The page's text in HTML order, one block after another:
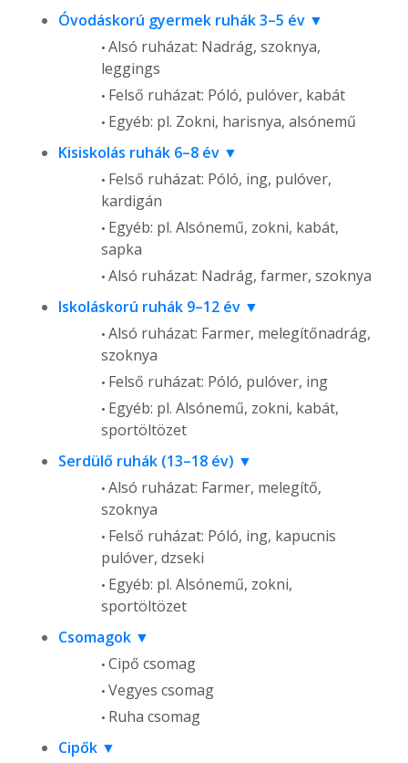
Óvodáskorú gyermek ruhák 3–5 év
Alsó ruházat: Nadrág, szoknya,
leggings
Felső ruházat: Póló, pulóver, kabát
Egyéb: pl. Zokni, harisnya, alsónemű
Kisiskolás ruhák 6–8 év
Felső ruházat: Póló, ing, pulóver,
kardigán
Egyéb: pl. Alsónemű, zokni, kabát,
sapka
Alsó ruházat: Nadrág, farmer, szoknya
Iskoláskorú ruhák 9–12 év
Alsó ruházat: Farmer, melegítőnadrág,
szoknya
Felső ruházat: Póló, pulóver, ing
Egyéb: pl. Alsónemű, zokni, kabát,
sportöltözet
Serdülő ruhák (13–18 év)
Alsó ruházat: Farmer, melegítő,
szoknya
Felső ruházat: Póló, ing, kapucnis
pulóver, dzseki
Egyéb: pl. Alsónemű, zokni,
sportöltözet
Csomagok
Cipő csomag
Vegyes csomag
Ruha csomag
Cipők